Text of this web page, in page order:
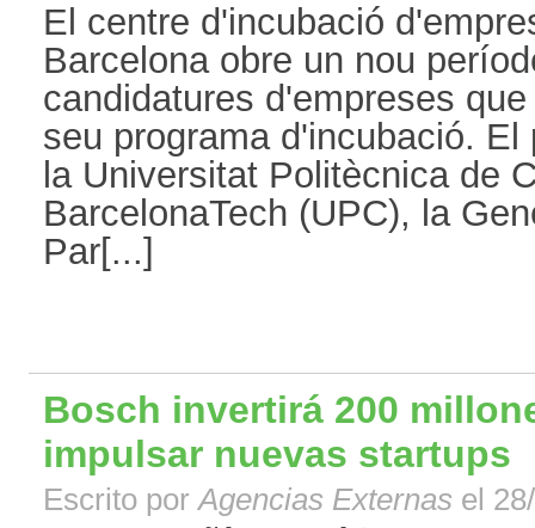
El centre d'incubació
Barcelona obre un nou
candidatures d'empreses
seu programa d'incubació.
la Universitat Politècnica de
BarcelonaTech (UPC), la
Par[...]
Bosch invertirá 200
impulsar nuevas startups
Escrito porAgencias Externas el